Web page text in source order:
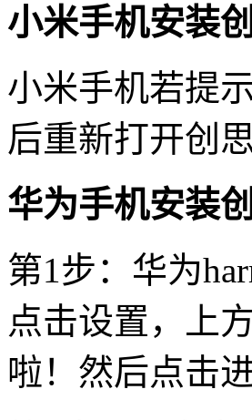
小米手机安装
小米手机若提
后重新打开创
华为手机安装
第1步：华为
点击设置，上
啦！然后点击